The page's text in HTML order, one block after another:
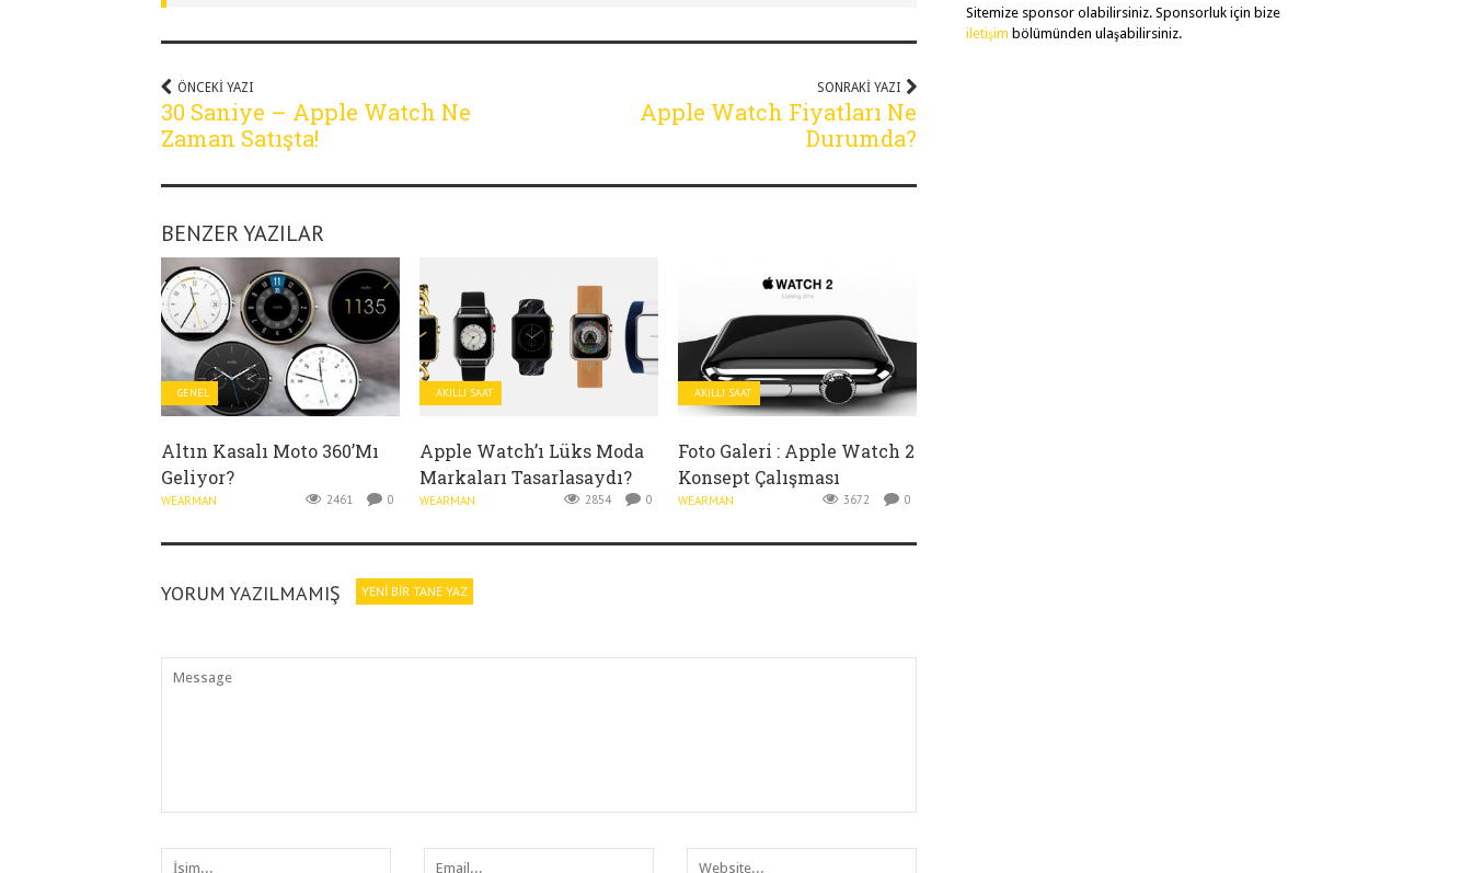
ÖNCEKI YAZI
30 Saniye – Apple Watch Ne
Zaman Satışta!
SONRAKI YAZI
Apple Watch Fiyatları Ne
Durumda?
BENZER YAZILAR
GENEL
Altın Kasalı Moto 360’mı
Geliyor?
WEARMAN 2461 0
AKILLI SAAT
Apple Watch’ı Lüks Moda
Markaları Tasarlasaydı?
WEARMAN 2854 0
AKILLI SAAT
Foto Galeri : Apple Watch 2
Konsept Çalışması
WEARMAN 3672 0
YORUM YAZILMAMIŞ YENI BIR TANE YAZ
Sitemize sponsor olabilirsiniz. Sponsorluk için bize
iletişim bölümünden ulaşabilirsiniz.